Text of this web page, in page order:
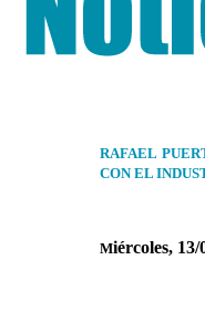
RAFAEL
CON EL
Miércoles, 13/